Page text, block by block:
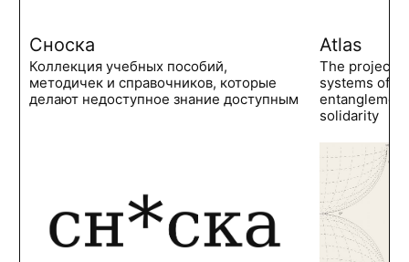
Сноска
Коллекция учебных пособий,
методичек и справочников, которые
делают недоступное знание доступным
Atlas
The project
systems of
solidarity